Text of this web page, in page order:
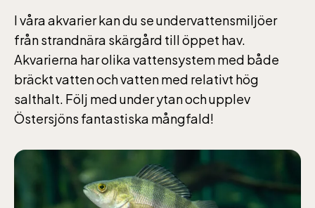
I våra akvarier kan du se undervattensmiljöer
från strandnära skärgård till öppet hav.
Akvarierna har olika vattensystem med både
bräckt vatten och vatten med relativt hög
salthalt. Följ med under ytan och upplev
Östersjöns fantastiska mångfald!